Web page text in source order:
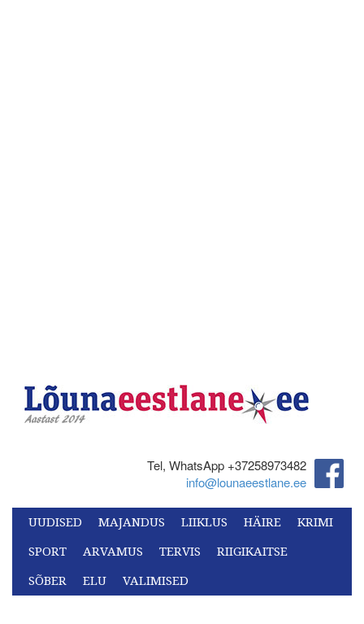
Tel, WhatsApp +37258973482‬
info@lounaeestlane.ee
UUDISED MAJANDUS LIIKLUS HÄIRE
KRIMI
SPORT
ARVAMUS TERVIS
RIIGIKAITSE
SÕBER
ELU VALIMISED